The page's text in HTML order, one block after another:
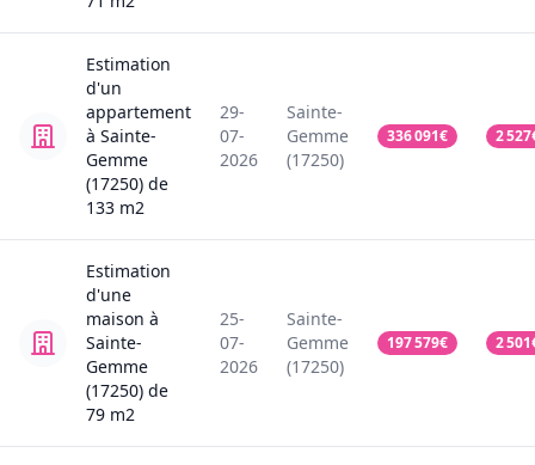
Estimation
d'un
appartement
à Sainte-
Gemme
(17250) de
133 m2
29-
07-
2026
Sainte-
Gemme
(17250)
336 091€ 2 527
Estimation
d'une
maison à
Sainte-
Gemme
(17250) de
79 m2
25-
07-
2026
Sainte-
Gemme
(17250)
197 579€ 2 501